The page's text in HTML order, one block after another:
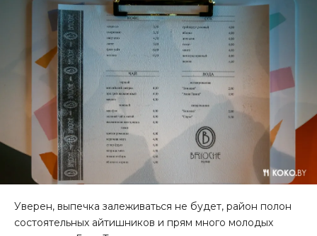
Уверен, выпечка залеживаться не будет, район полон
состоятельных айтишников и прям много молодых